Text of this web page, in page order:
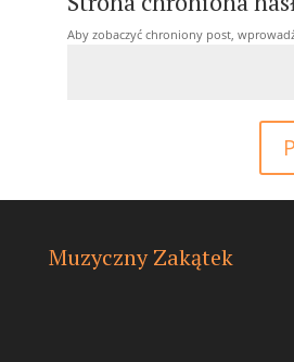
Aby zobaczyć chroniony post,
Muzyczny Zakątek